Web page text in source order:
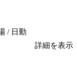
/ 日勤
詳細を表示